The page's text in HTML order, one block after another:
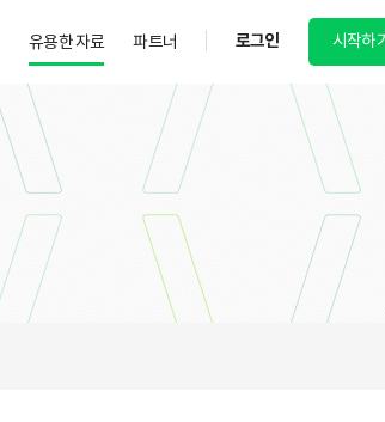
유용한 자료 파트너 로그인 시작하